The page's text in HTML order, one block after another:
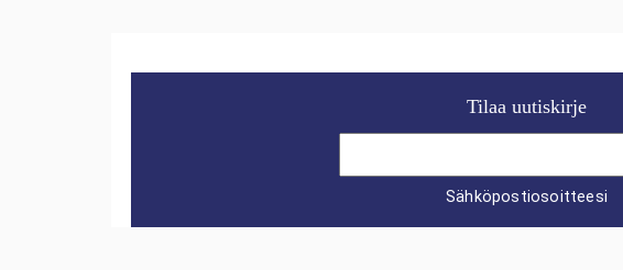
Tilaa uutiskirje
Sähköpostiosoitteesi